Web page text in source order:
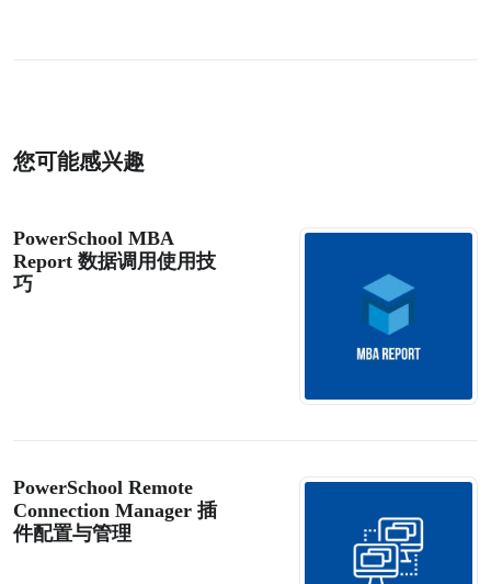
您可能感兴趣
PowerSchool MBA
Report 数据调用使用技
巧
PowerSchool Remote
Connection Manager 插
件配置与管理